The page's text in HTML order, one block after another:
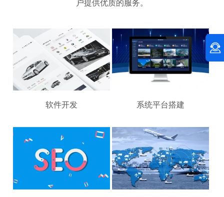
户提供优质的服务。
软件开发 系统平台搭建